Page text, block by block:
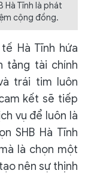
Hà Tĩnh là phát
cộng đồng.
Hà Tĩnh hứa
tảng tài chính
trái tim luôn
kết sẽ tiếp
vụ để luôn là
SHB Hà Tĩnh
là chọn một
nên sự thịnh